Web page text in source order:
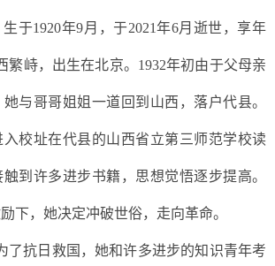
生于1920年9月，于2021年6月逝世，享年
繁峙， 出生在北京。 1932年初由于父母亲
与哥哥姐姐一道回到山西，落户代县。
入校址在代县的山西省立第三师范学校读
到许多进步书籍，思想觉悟逐步提高。
下，她决定冲破世俗，走向革命。
了抗日救国，她和许多进步的知识青年考